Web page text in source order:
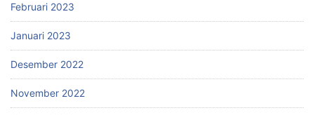
Februari 2023
Januari 2023
Desember 2022
November 2022